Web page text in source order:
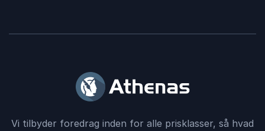
Vi tilbyder foredrag inden for alle prisklasser, så hvad